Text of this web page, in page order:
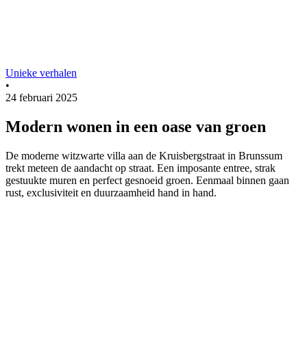
Unieke verhalen
•
24 februari 2025
Modern wonen in een oase van groen
De moderne witzwarte villa aan de Kruisbergstraat in Brunssum
trekt meteen de aandacht op straat. Een imposante entree, strak
gestuukte muren en perfect gesnoeid groen. Eenmaal binnen gaan
rust, exclusiviteit en duurzaamheid hand in hand.